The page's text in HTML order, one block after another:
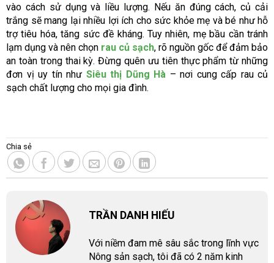
vào cách sử dụng và liều lượng. Nếu ăn đúng cách, củ cải
trắng sẽ mang lại nhiều lợi ích cho sức khỏe mẹ và bé như hỗ
trợ tiêu hóa, tăng sức đề kháng. Tuy nhiên, mẹ bầu cần tránh
lạm dụng và nên chọn rau củ sạch, rõ nguồn gốc để đảm bảo
an toàn trong thai kỳ. Đừng quên ưu tiên thực phẩm từ những
đơn vị uy tín như Siêu thị Dũng Hà – nơi cung cấp rau củ
sạch chất lượng cho mọi gia đình.
Chia sẻ
TRẦN DANH HIẾU
Với niềm đam mê sâu sắc trong lĩnh vực
Nông sản sạch, tôi đã có 2 năm kinh